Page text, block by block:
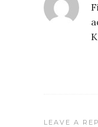
LEAVE A